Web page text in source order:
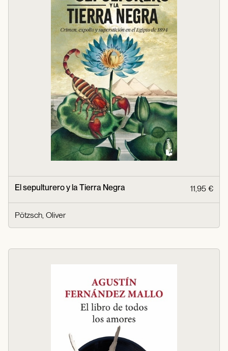
El sepulturero y la Tierra Negra 11,95 €
Pötzsch, Oliver